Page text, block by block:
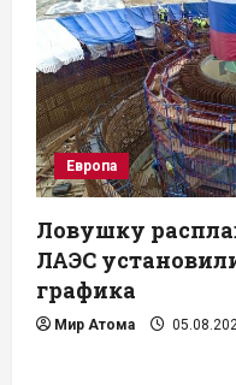
Европа
Ловушку
ЛАЭС
графика
Мир Атома